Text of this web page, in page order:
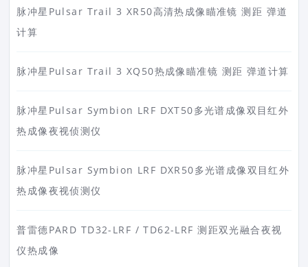
脉冲星Pulsar Trail 3 XR50高清热成像瞄准镜 测距 弹道
计算
脉冲星Pulsar Trail 3 XQ50热成像瞄准镜 测距 弹道计算
脉冲星Pulsar Symbion LRF DXT50多光谱成像双目红外
热成像夜视侦测仪
脉冲星Pulsar Symbion LRF DXR50多光谱成像双目红外
热成像夜视侦测仪
普雷德PARD TD32-LRF / TD62-LRF 测距双光融合夜视
仪热成像